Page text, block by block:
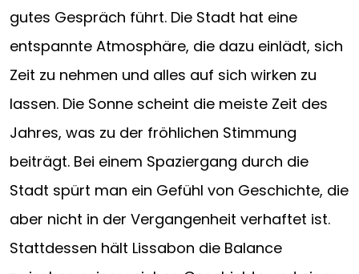
gutes Gespräch führt. Die Stadt hat eine
entspannte Atmosphäre, die dazu einlädt, sich
Zeit zu nehmen und alles auf sich wirken zu
lassen. Die Sonne scheint die meiste Zeit des
Jahres, was zu der fröhlichen Stimmung
beiträgt. Bei einem Spaziergang durch die
Stadt spürt man ein Gefühl von Geschichte, die
aber nicht in der Vergangenheit verhaftet ist.
Stattdessen hält Lissabon die Balance